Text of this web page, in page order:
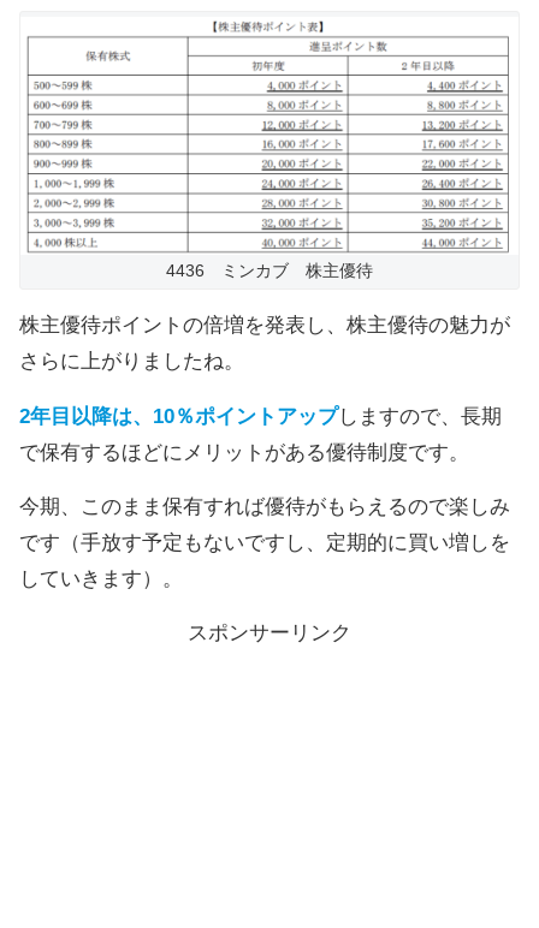
4436 ミンカブ 株主優待
株主優待ポイントの倍増を発表し、株主優待の魅力が
さらに上がりましたね。
2年目以降は、10％ポイントアップしますので、長期
で保有するほどにメリットがある優待制度です。
今期、このまま保有すれば優待がもらえるので楽しみ
です（手放す予定もないですし、定期的に買い増しを
していきます）。
スポンサーリンク